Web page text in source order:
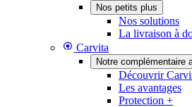
Nos petits plus
Nos solutions
La livraison à
Carvita
Notre complémentaire
Découvrir
Les avantages
Protection +